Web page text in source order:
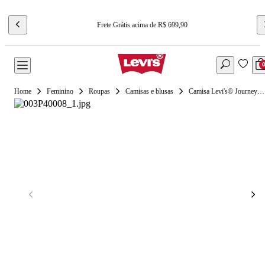
Frete Grátis acima de R$ 699,90
0
Feminino Roupas Camisas e blusas Camisa Levi's® Journey Western Azul